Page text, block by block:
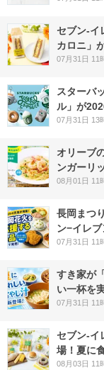
セブン‐
カロニ」
07月31日 11
スターバ
ル」が
07月31日 13
オリーブ
ンガーリ
08月01日 11
長岡まつ
ン−イレブ
07月31日 11
すき家が
い一杯を
07月31日 11
セブン‐
場！夏に
08月03日 11